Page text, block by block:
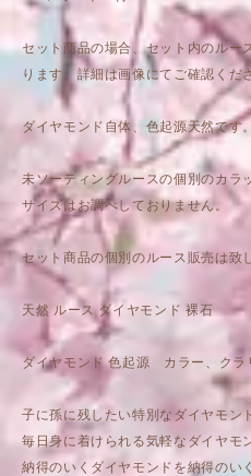
セット商品の場合、セット内のルー
ります。詳細は画像にてご確認くだ
ダイヤモンド自体、色起源天然です。
未ソーティングルースの個別のカラ
サイズはお調べしておりません。
セット商品の個別のルース販売は致
天然 ルース ダイヤモンド 裸石
ダイヤモンド 色起源 カラー、クラ
子に孫に残したい特別なダイヤモン
毎日身に着けられる気軽なダイヤモ
納得のいくダイヤモンドを納得のい